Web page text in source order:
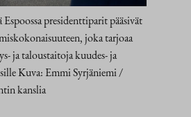
presidenttiparit pääsivät
joka tarjoaa
ja taloustaitoja kuudes- ja
Kuva: Emmi Syrjäniemi /
kanslia